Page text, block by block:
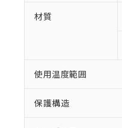
材質
使用温度範囲
保護構造